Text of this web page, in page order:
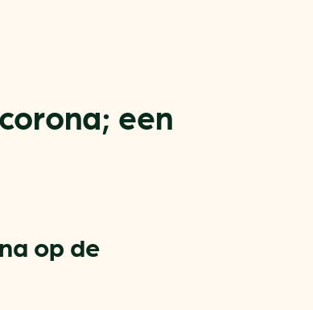
MKB energie bespaarcheck
Terugverdien­tijden
een
op de